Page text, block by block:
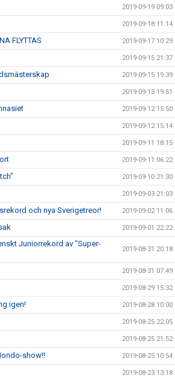
2019-09-19 09:03
2019-09-18 11:14
FLYTTAS 2019-09-17 10:29
2019-09-15 21:37
2019-09-15 19:39
2019-09-13 19:51
2019-09-12 15:50
2019-09-12 15:14
2019-09-11 18:15
2019-09-11 06:22
2019-09-10 21:30
2019-09-03 21:03
och nya Sverigetreor! 2019-09-02 11:06
2019-09-01 22:22
Juniorrekord av "Super-
2019-08-31 20:18
2019-08-31 07:49
2019-08-29 15:32
igen! 2019-08-28 10:00
2019-08-25 22:05
2019-08-25 21:52
show!! 2019-08-25 10:54
2019-08-23 13:18